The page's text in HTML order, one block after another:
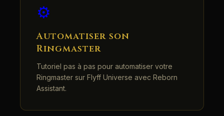
⚙️
Automatiser son
Ringmaster
Tutoriel pas à pas pour automatiser votre
Ringmaster sur Flyff Universe avec Reborn
Assistant.